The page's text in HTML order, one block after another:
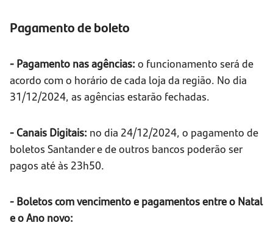
Pagamento de boleto
- Pagamento nas agências: o funcionamento será de
acordo com o horário de cada loja da região. No dia
31/12/2024, as agências estarão fechadas.
- Canais Digitais: no dia 24/12/2024, o pagamento de
boletos Santander e de outros bancos poderão ser
pagos até às 23h50.
- Boletos com vencimento e pagamentos entre o Natal
e o Ano novo: